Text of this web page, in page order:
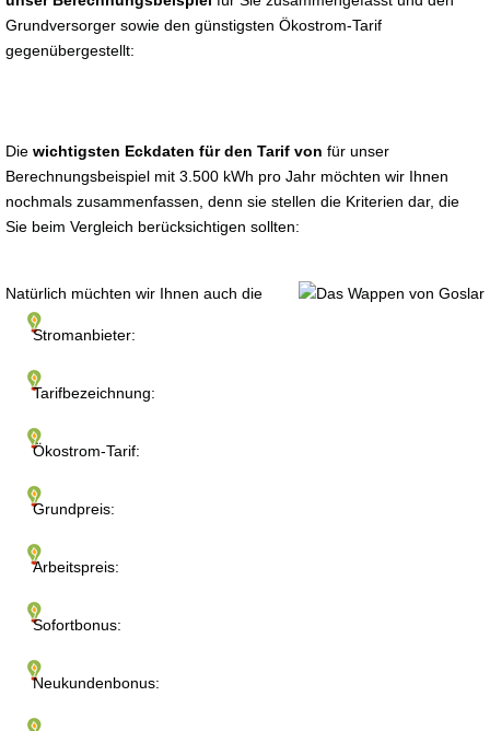
Grundversorger sowie den günstigsten Ökostrom-Tarif
gegenübergestellt:
Die wichtigsten Eckdaten für den Tarif von für unser
Berechnungsbeispiel mit 3.500 kWh pro Jahr möchten wir Ihnen
nochmals zusammenfassen, denn sie stellen die Kriterien dar, die
Sie beim Vergleich berücksichtigen sollten:
Stromanbieter:
Tarifbezeichnung:
Ökostrom-Tarif:
Grundpreis:
Arbeitspreis:
Sofortbonus:
Neukundenbonus:
Natürlich müchten wir Ihnen auch die